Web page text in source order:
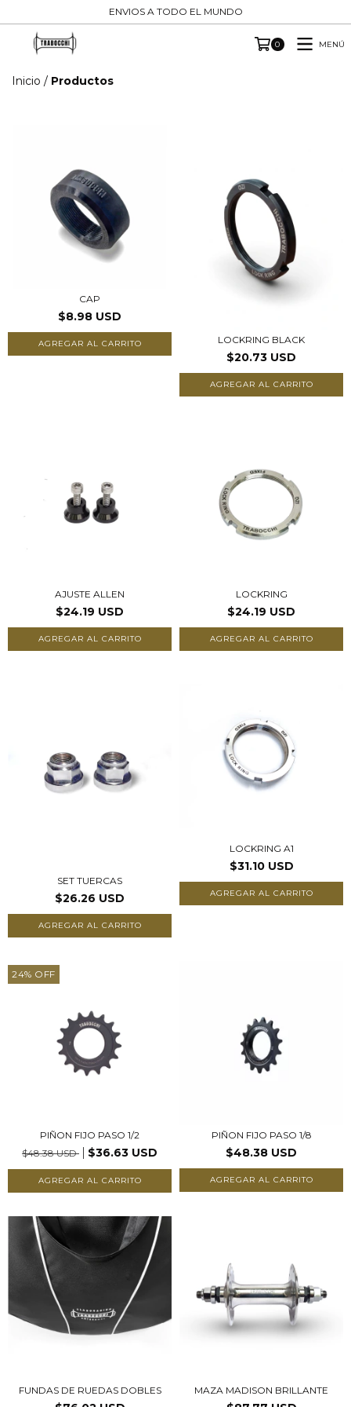
ENVIOS A TODO EL MUNDO
0 MENÚ
Inicio / Productos
CAP
$8.98 USD
AGREGAR AL CARRITO LOCKRING BLACK
$20.73 USD
AJUSTE ALLEN
$24.19 USD
AGREGAR AL CARRITO
LOCKRING
$24.19 USD
SET TUERCAS
$26.26 USD
AGREGAR AL CARRITO
LOCKRING A1
$31.10 USD
24% OFF
PIÑON FIJO PASO 1/2
$48.38 USD
$36.63 USD
AGREGAR AL CARRITO
PIÑON FIJO PASO 1/8
$48.38 USD
AGREGAR AL CARRITO
FUNDAS DE RUEDAS DOBLES MAZA MADISON BRILLANTE